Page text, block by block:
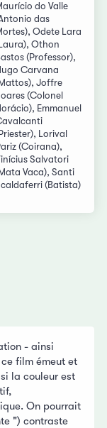
do Valle
das
Odete Lara
Othon
(Professor),
Carvana
Joffre
(Colonel
Emmanuel
Lorival
(Coirana),
Salvatori
Vaca), Santi
(Batista)
- ainsi
On pourrait